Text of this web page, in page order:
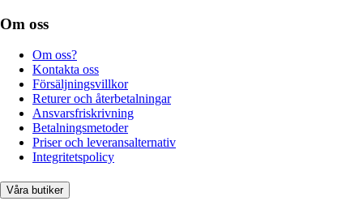
Om oss
Om oss?
Kontakta oss
Försäljningsvillkor
Returer och återbetalningar
Ansvarsfriskrivning
Betalningsmetoder
Priser och leveransalternativ
Integritetspolicy
Våra butiker